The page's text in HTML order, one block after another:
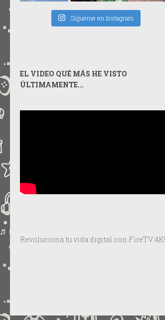
Sígueme en Instagram
EL VIDEO QUÉ MÁS HE VISTO
ÚLTIMAMENTE...
Revoluciona tu vida digital con FireTV 4K!